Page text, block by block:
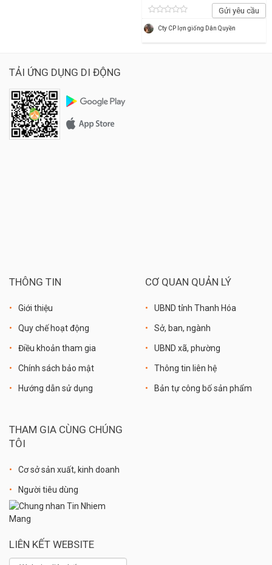
Gửi yêu cầu
Cty CP lợn giống Dân Quyền
TẢI ỨNG DỤNG DI ĐỘNG
THÔNG TIN
Giới thiệu
Quy chế hoạt động
Điều khoản tham gia
Chính sách bảo mật
Hướng dẫn sử dụng
CƠ QUAN QUẢN LÝ
UBND tỉnh Thanh Hóa
Sở, ban, ngành
UBND xã, phường
Thông tin liên hệ
Bản tự công bố sản phẩm
THAM GIA CÙNG CHÚNG
TÔI
Cơ sở sản xuất, kinh doanh
Người tiêu dùng
LIÊN KẾT WEBSITE